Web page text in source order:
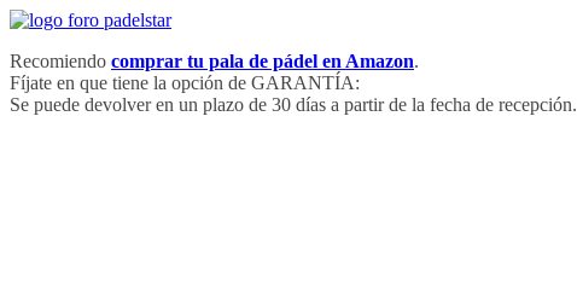
Saltar
contenido
Recomiendo comprar tu pala de pádel en Amazon.
Fíjate en que tiene la opción de GARANTÍA:
Se puede devolver en un plazo de 30 días a partir de la fecha de recepción.